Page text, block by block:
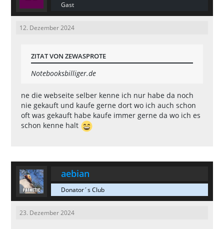
Gast
12. Dezember 2024
ZITAT VON ZEWASPROTE
Notebooksbilliger.de
ne die webseite selber kenne ich nur habe da noch
nie gekauft und kaufe gerne dort wo ich auch schon
oft was gekauft habe kaufe immer gerne da wo ich es
schon kenne halt
aebian
Donator´s Club
23. Dezember 2024